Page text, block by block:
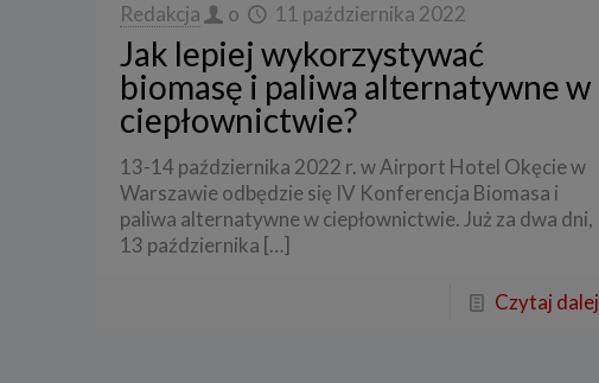
Redakcja o 11 października 2022
Jak lepiej wykorzystywać
biomasę i paliwa alternatywne w
ciepłownictwie?
13-14 października 2022 r. w Airport Hotel Okęcie w
Warszawie odbędzie się IV Konferencja Biomasa i
paliwa alternatywne w ciepłownictwie. Już za dwa dni,
13 października […]
Czytaj dalej